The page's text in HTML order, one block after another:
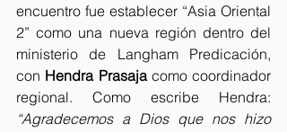
encuentro fue establecer “Asia Oriental
2” como una nueva región dentro del
ministerio de Langham Predicación,
con Hendra Prasaja como coordinador
“Agradecemos a Dios que nos hizo